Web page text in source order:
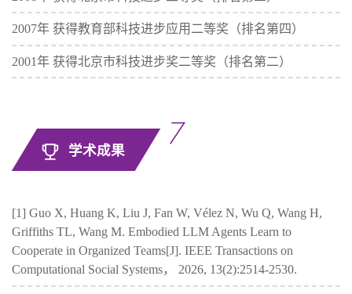
2007年 获得教育部科技进步应用二等奖（排名第四）
2001年 获得北京市科技进步奖二等奖（排名第二）
学术成果
[1] Guo X, Huang K, Liu J, Fan W, Vélez N, Wu Q, Wang H,
Griffiths TL, Wang M. Embodied LLM Agents Learn to
Cooperate in Organized Teams[J]. IEEE Transactions on
Computational Social Systems， 2026, 13(2):2514-2530.